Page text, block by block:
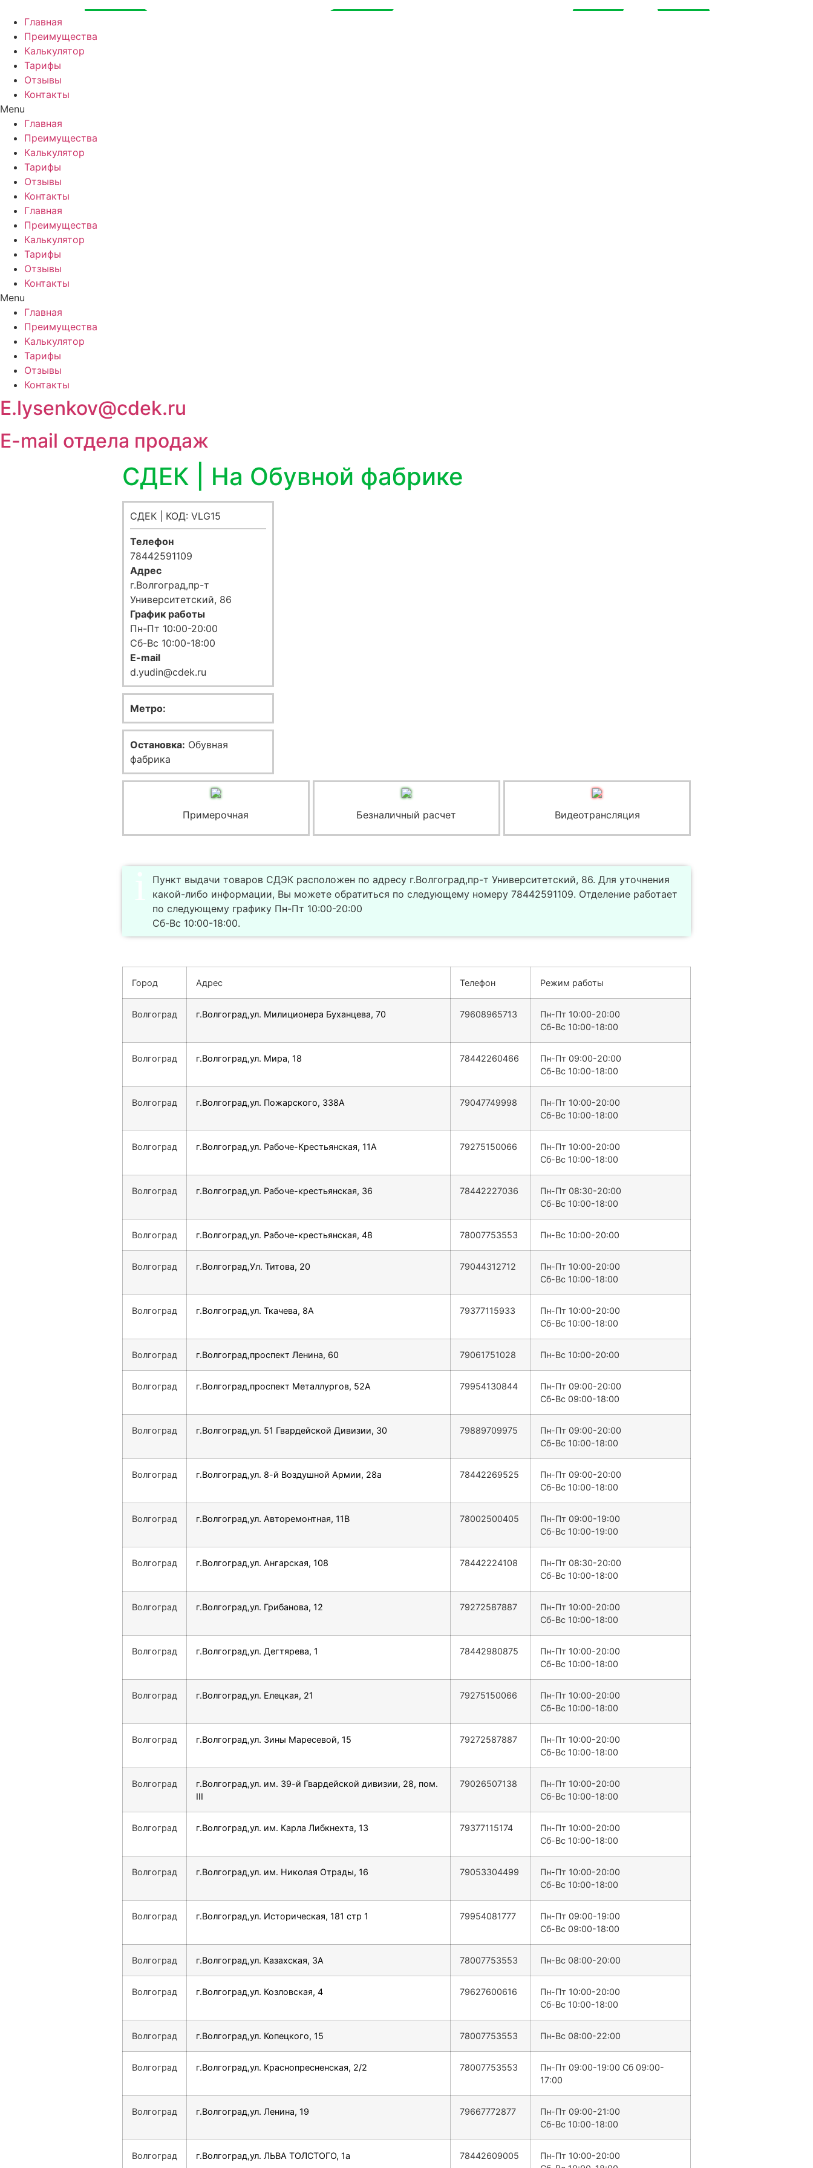
содержимому
Главная
Преимущества
Калькулятор
Тарифы
Отзывы
Контакты
Menu
Главная
Преимущества
Калькулятор
Тарифы
Отзывы
Контакты
Главная
Преимущества
Калькулятор
Тарифы
Отзывы
Контакты
Menu
Главная
Преимущества
Калькулятор
Тарифы
Отзывы
Контакты
E.lysenkov@cdek.ru
E-mail отдела продаж
СДЕК | На Обувной фабрике
СДЕК | КОД: VLG15
Телефон
78442591109
Адрес
г.Волгоград,пр-т
Университетский, 86
График работы
Пн-Пт 10:00-20:00
Сб-Вс 10:00-18:00
E-mail
d.yudin@cdek.ru
Метро:
Остановка: Обувная
фабрика
Примерочная Безналичный расчет Видеотрансляция
Пункт выдачи товаров СДЭК расположен по адресу г.Волгоград,пр-т Университетский, 86. Для уточнения
какой-либо информации, Вы можете обратиться по следующему номеру 78442591109. Отделение работает
по следующему графику Пн-Пт 10:00-20:00
Сб-Вс 10:00-18:00.
Город Адрес Телефон Режим работы
Волгоград г.Волгоград,ул. Милиционера Буханцева, 70 79608965713
Пн-Пт 10:00-20:00
Сб-Вс 10:00-18:00
Волгоград г.Волгоград,ул. Мира, 18 78442260466
Пн-Пт 09:00-20:00
Сб-Вс 10:00-18:00
Волгоград г.Волгоград,ул. Пожарского, 338А 79047749998
Пн-Пт 10:00-20:00
Сб-Вс 10:00-18:00
Волгоград г.Волгоград,ул. Рабоче-Крестьянская, 11А 79275150066
Пн-Пт 10:00-20:00
Сб-Вс 10:00-18:00
Волгоград г.Волгоград,ул. Рабоче-крестьянская, 36 78442227036
Пн-Пт 08:30-20:00
Сб-Вс 10:00-18:00
Волгоград г.Волгоград,ул. Рабоче-крестьянская, 48 78007753553 Пн-Вс 10:00-20:00
Волгоград г.Волгоград,Ул. Титова, 20 79044312712
Пн-Пт 10:00-20:00
Сб-Вс 10:00-18:00
Волгоград г.Волгоград,ул. Ткачева, 8А 79377115933
Пн-Пт 10:00-20:00
Сб-Вс 10:00-18:00
Волгоград г.Волгоград,проспект Ленина, 60 79061751028 Пн-Вс 10:00-20:00
Волгоград г.Волгоград,проспект Металлургов, 52А 79954130844
Пн-Пт 09:00-20:00
Сб-Вс 09:00-18:00
Волгоград г.Волгоград,ул. 51 Гвардейской Дивизии, 30 79889709975
Пн-Пт 09:00-20:00
Сб-Вс 10:00-18:00
Волгоград г.Волгоград,ул. 8-й Воздушной Армии, 28а 78442269525
Пн-Пт 09:00-20:00
Сб-Вс 10:00-18:00
Волгоград г.Волгоград,ул. Авторемонтная, 11В 78002500405
Пн-Пт 09:00-19:00
Сб-Вс 10:00-19:00
Волгоград г.Волгоград,ул. Ангарская, 108 78442224108
Пн-Пт 08:30-20:00
Сб-Вс 10:00-18:00
Волгоград г.Волгоград,ул. Грибанова, 12 79272587887
Пн-Пт 10:00-20:00
Сб-Вс 10:00-18:00
Волгоград г.Волгоград,ул. Дегтярева, 1 78442980875
Пн-Пт 10:00-20:00
Сб-Вс 10:00-18:00
Волгоград г.Волгоград,ул. Елецкая, 21 79275150066
Пн-Пт 10:00-20:00
Сб-Вс 10:00-18:00
Волгоград г.Волгоград,ул. Зины Маресевой, 15 79272587887
Пн-Пт 10:00-20:00
Сб-Вс 10:00-18:00
Волгоград
г.Волгоград,ул. им. 39-й Гвардейской дивизии, 28, пом.
III
79026507138
Пн-Пт 10:00-20:00
Сб-Вс 10:00-18:00
Волгоград г.Волгоград,ул. им. Карла Либкнехта, 13 79377115174
Пн-Пт 10:00-20:00
Сб-Вс 10:00-18:00
Волгоград г.Волгоград,ул. им. Николая Отрады, 16 79053304499
Пн-Пт 10:00-20:00
Сб-Вс 10:00-18:00
Волгоград г.Волгоград,ул. Историческая, 181 стр 1 79954081777
Пн-Пт 09:00-19:00
Сб-Вс 09:00-18:00
Волгоград г.Волгоград,ул. Казахская, 3А 78007753553 Пн-Вс 08:00-20:00
Волгоград г.Волгоград,ул. Козловская, 4 79627600616
Пн-Пт 10:00-20:00
Сб-Вс 10:00-18:00
Волгоград г.Волгоград,ул. Копецкого, 15 78007753553 Пн-Вс 08:00-22:00
Волгоград г.Волгоград,ул. Краснопресненская, 2/2 78007753553
Пн-Пт 09:00-19:00 Сб 09:00-
17:00
Волгоград г.Волгоград,ул. Ленина, 19 79667772877
Пн-Пт 09:00-21:00
Сб-Вс 10:00-18:00
Волгоград г.Волгоград,ул. ЛЬВА ТОЛСТОГО, 1а 78442609005
Пн-Пт 10:00-20:00